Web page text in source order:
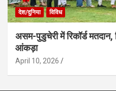
देश/दुनिया विविध
असम-पुडुचेरी में रिकॉर्ड मतदान,
आंकड़ा
April 10, 2026